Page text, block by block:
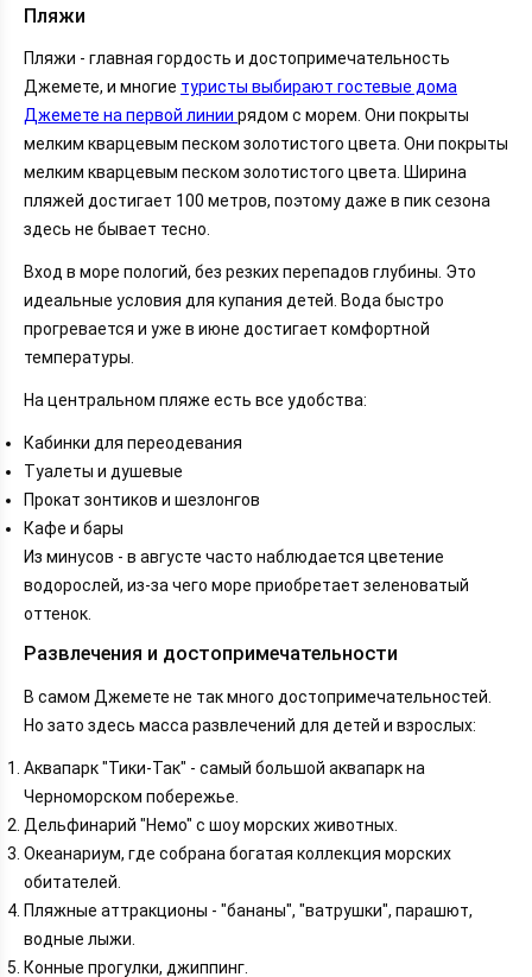
Пляжи
Пляжи - главная гордость и достопримечательность
Джемете, и многие туристы выбирают гостевые дома
Джемете на первой линии рядом с морем. Они покрыты
мелким кварцевым песком золотистого цвета. Они покрыты
мелким кварцевым песком золотистого цвета. Ширина
пляжей достигает 100 метров, поэтому даже в пик сезона
здесь не бывает тесно.
Вход в море пологий, без резких перепадов глубины. Это
идеальные условия для купания детей. Вода быстро
прогревается и уже в июне достигает комфортной
температуры.
На центральном пляже есть все удобства:
Кабинки для переодевания
Туалеты и душевые
Прокат зонтиков и шезлонгов
Кафе и бары
Из минусов - в августе часто наблюдается цветение
водорослей, из-за чего море приобретает зеленоватый
оттенок.
Развлечения и достопримечательности
В самом Джемете не так много достопримечательностей.
Но зато здесь масса развлечений для детей и взрослых:
Аквапарк "Тики-Так" - самый большой аквапарк на
Черноморском побережье.
Дельфинарий "Немо" с шоу морских животных.
Океанариум, где собрана богатая коллекция морских
обитателей.
Пляжные аттракционы - "бананы", "ватрушки", парашют,
водные лыжи.
Конные прогулки, джиппинг.